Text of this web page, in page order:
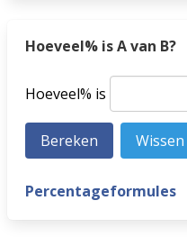
Hoeveel% is A van B?
Hoeveel% is
Percentageformules